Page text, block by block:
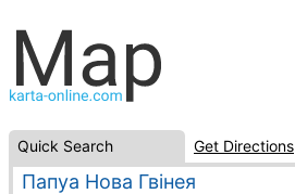
Quick Search Get Directions
Папуа Нова Гвінея